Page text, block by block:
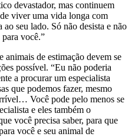
devastador, mas continuem
viver uma vida longa com
ao seu lado. Só não desista e não
você.”
animais de estimação devem se
possível. “Eu não poderia
a procurar um especialista
que podemos fazer, mesmo
Você pode pelo menos se
e eles também o
você precisa saber, para que
você e seu animal de